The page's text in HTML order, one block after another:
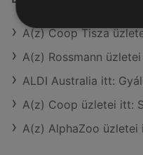
A(z) Coop Tisza
A(z) Rossmann
ALDI Australia itt:
A(z) Coop üzletei itt:
A(z) AlphaZoo üzletei